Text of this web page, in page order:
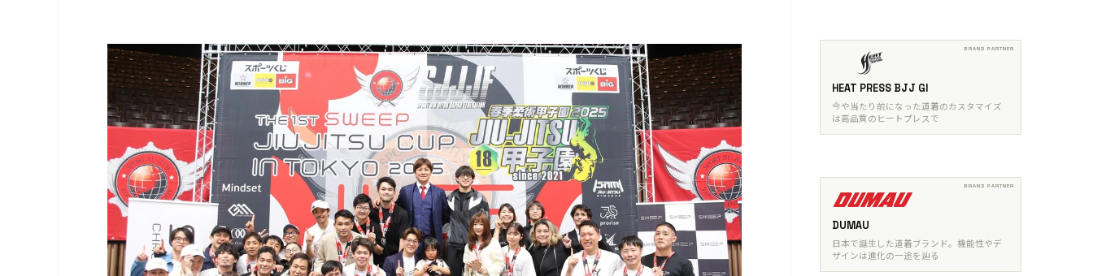
HEAT PRESS BJJ GI
今や当たり前になった道着のカスタマイズ
は高品質のヒートプレスで
DUMAU
日本で誕生した道着ブランド。機能性やデ
ザインは進化の一途を辿る